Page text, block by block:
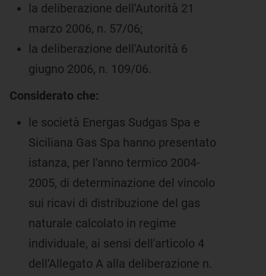
la deliberazione dell'Autorità 21
marzo 2006, n. 57/06;
la deliberazione dell'Autorità 6
giugno 2006, n. 109/06.
Considerato che:
le società Energas Sudgas Spa e
Siciliana Gas Spa hanno presentato
istanza, per l'anno termico 2004-
2005, di determinazione del vincolo
sui ricavi di distribuzione del gas
naturale calcolato in regime
individuale, ai sensi dell'articolo 4
dell'Allegato A alla deliberazione n.